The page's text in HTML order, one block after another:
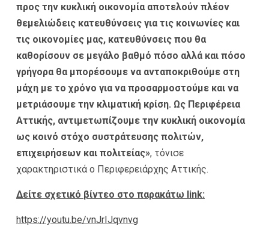
προς την κυκλική οικονομία αποτελούν πλέον
θεμελιώδεις κατευθύνσεις για τις κοινωνίες και
τις οικονομίες μας, κατευθύνσεις που θα
καθορίσουν σε μεγάλο βαθμό πόσο αλλά και πόσο
γρήγορα θα μπορέσουμε να ανταποκριθούμε στη
μάχη με το χρόνο για να προσαρμοστούμε και να
μετριάσουμε την κλιματική κρίση. Ως Περιφέρεια
Αττικής, αντιμετωπίζουμε την κυκλική οικονομία
ως κοινό στόχο συστράτευσης πολιτών,
επιχειρήσεων και πολιτείας», τόνισε
χαρακτηριστικά ο Περιφερειάρχης Αττικής.
Δείτε σχετικό βίντεο στο παρακάτω link:
https://youtu.be/vnJrIJqvnvg